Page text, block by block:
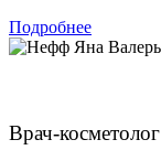
Подробнее
Врач-косметолог